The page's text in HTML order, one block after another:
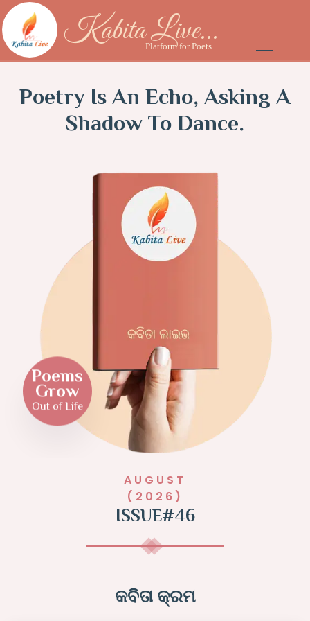
Kabita Live...
Platform for Poets.
Poetry Is An Echo, Asking A
Shadow To Dance.
Poems
Grow
Out of Life
AUGUST
(2026)
ISSUE#46
କବିତା କ୍ରମ